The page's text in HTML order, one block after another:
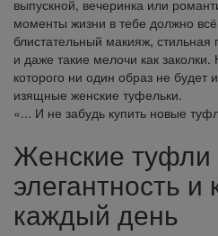
выпускной, вечеринка или
моменты жизни в тебе должно
блистательный макияж,
и даже такие мелочи как
которого ни один образ не будет
изящные женские туфельки.
«... И не забудь купить новые
Женские
элегантность
каждый день